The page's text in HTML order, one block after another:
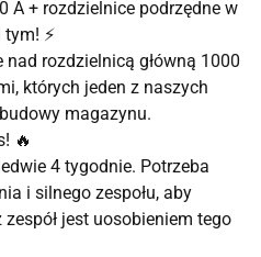
A + rozdzielnice podrzędne w
⚡
nad rozdzielnicą główną 1000
których jeden z naszych
magazynu.
🔥
4 tygodnie. Potrzeba
i silnego zespołu, aby
jest uosobieniem tego